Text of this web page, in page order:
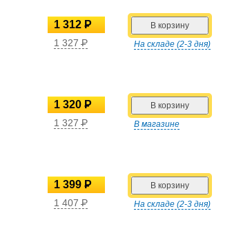
На складе (2-3 дня)
1 312 P
УБ.
1 327P
В магазине
1 320 P
УБ.
1 327P
На складе (2-3 дня)
1 399 P
УБ.
1 407P